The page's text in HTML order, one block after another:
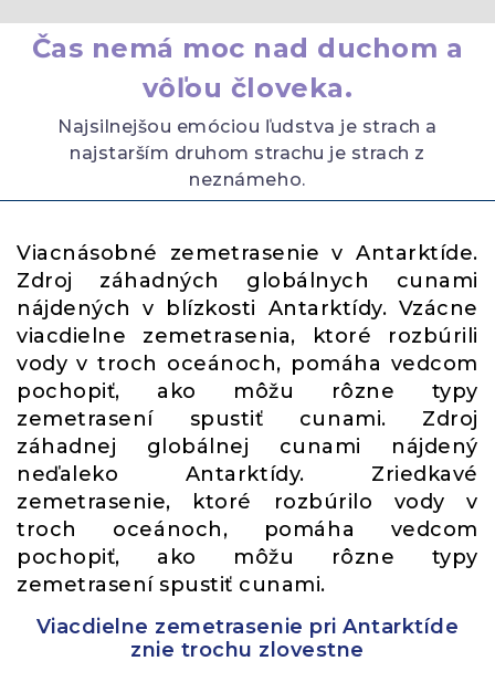
Čas nemá moc nad duchom a
vôľou človeka.
Najsilnejšou emóciou ľudstva je strach a
najstarším druhom strachu je strach z
neznámeho.
Viacnásobné zemetrasenie v Antarktíde.
Zdroj záhadných globálnych cunami
nájdených v blízkosti Antarktídy. Vzácne
viacdielne zemetrasenia, ktoré rozbúrili
vody v troch oceánoch, pomáha vedcom
pochopiť, ako môžu rôzne typy
zemetrasení spustiť cunami. Zdroj
záhadnej globálnej cunami nájdený
neďaleko Antarktídy. Zriedkavé
zemetrasenie, ktoré rozbúrilo vody v
troch oceánoch, pomáha vedcom
pochopiť, ako môžu rôzne typy
zemetrasení spustiť cunami.
Viacdielne zemetrasenie pri Antarktíde
znie trochu zlovestne